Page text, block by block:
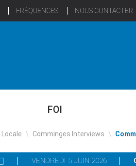
FRÉQUENCES NOUS CONTACTER
FOI
Locale \ Comminges Interviews \
VENDREDI 5 JUIN 2026